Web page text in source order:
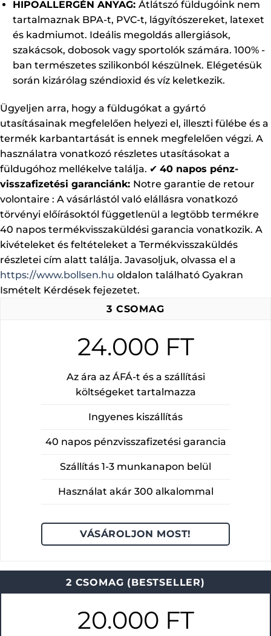
HIPOALLERGÉN ANYAG: Átlátszó füldugóink nem
tartalmaznak BPA-t, PVC-t, lágyítószereket, latexet
és kadmiumot. Ideális megoldás allergiások,
szakácsok, dobosok vagy sportolók számára. 100% -
ban természetes szilikonból készülnek. Elégetésük
során kizárólag széndioxid és víz keletkezik.
Ügyeljen arra, hogy a füldugókat a gyártó
utasításainak megfelelően helyezi el, illeszti fülébe és a
termék karbantartását is ennek megfelelően végzi. A
használatra vonatkozó részletes utasításokat a
füldugóhoz mellékelve találja. ✔ ︎ 40 napos pénz-
visszafizetési garanciánk: Notre garantie de retour
volontaire : A vásárlástól való elállásra vonatkozó
törvényi előírásoktól függetlenül a legtöbb termékre
40 napos termékvisszaküldési garancia vonatkozik. A
kivételeket és feltételeket a Termékvisszaküldés
részletei cím alatt találja. Javasoljuk, olvassa el a
https://www.bollsen.hu oldalon található Gyakran
Ismételt Kérdések fejezetet.
3 CSOMAG
24.000 FT
Az ára az ÁFÁ-t és a szállítási
költségeket tartalmazza
Ingyenes kiszállítás
40 napos pénzvisszafizetési garancia
Szállítás 1-3 munkanapon belül
Használat akár 300 alkalommal
VÁSÁROLJON MOST!
2 CSOMAG (BESTSELLER)
20.000 FT